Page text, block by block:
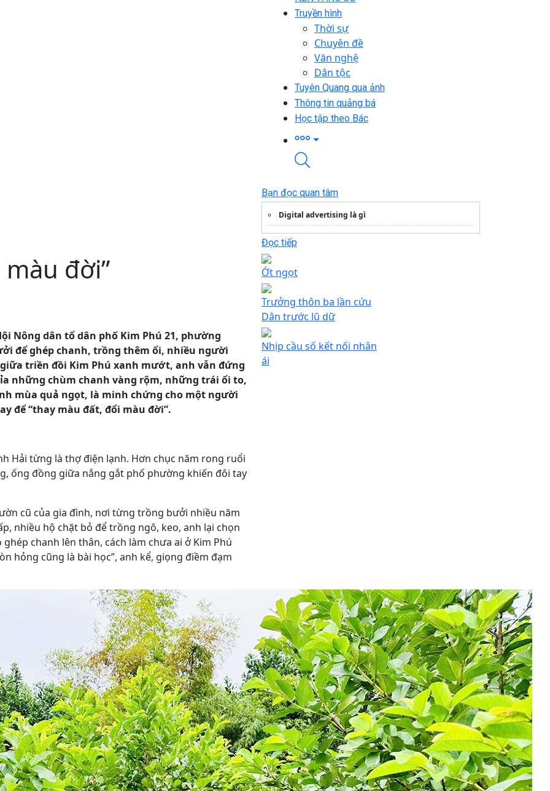
Truyền hình
Thời sự
Chuyên đề
Văn nghệ
Dân tộc
Tuyên Quang qua ảnh
Thông tin quảng bá
Học tập theo Bác
đời”
Nông dân tổ dân phố Kim Phú 21, phường
để ghép chanh, trồng thêm ổi, nhiều người
triền đồi Kim Phú xanh mướt, anh vẫn đứng
những chùm chanh vàng rộm, những trái ổi to,
mùa quả ngọt, là minh chứng cho một người
để “thay màu đất, đổi màu đời”.
Hải từng là thợ điện lạnh. Hơn chục năm rong ruổi
ống đồng giữa nắng gắt phố phường khiến đôi tay
cũ của gia đình, nơi từng trồng bưởi nhiều năm
nhiều hộ chặt bỏ để trồng ngô, keo, anh lại chọn
chanh lên thân, cách làm chưa ai ở Kim Phú
hỏng cũng là bài học”, anh kể, giọng điềm đạm
Bạn đọc quan tâm
Digital advertising là gì
Đọc tiếp
Ớt ngọt
Trưởng thôn ba lần cứu
Dân trước lũ dữ
Nhịp cầu số kết nối nhân
ái